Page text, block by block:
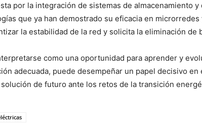
por la integración de sistemas de almacenamiento
que ya han demostrado su eficacia en
la estabilidad de la red y solicita la eliminación
como una oportunidad para aprender y
adecuada, puede desempeñar un papel decisivo
de futuro ante los retos de la transición